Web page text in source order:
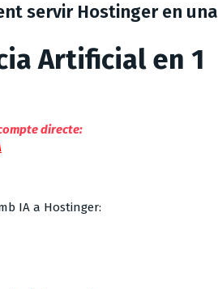
servir Hostinger en una
Artificial en 1
directe:
IA a Hostinger: